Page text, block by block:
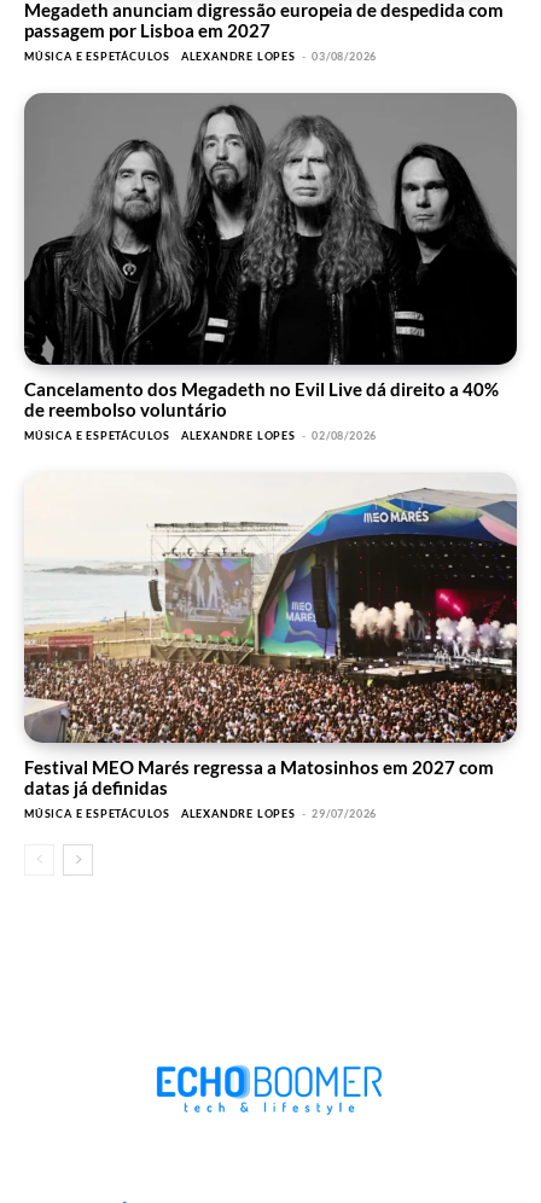
Megadeth anunciam digressão europeia de despedida com
passagem por Lisboa em 2027
MÚSICA E ESPETÁCULOS ALEXANDRE LOPES - 03/08/2026
Cancelamento dos Megadeth no Evil Live dá direito a 40%
de reembolso voluntário
MÚSICA E ESPETÁCULOS ALEXANDRE LOPES - 02/08/2026
Festival MEO Marés regressa a Matosinhos em 2027 com
datas já definidas
MÚSICA E ESPETÁCULOS ALEXANDRE LOPES - 29/07/2026